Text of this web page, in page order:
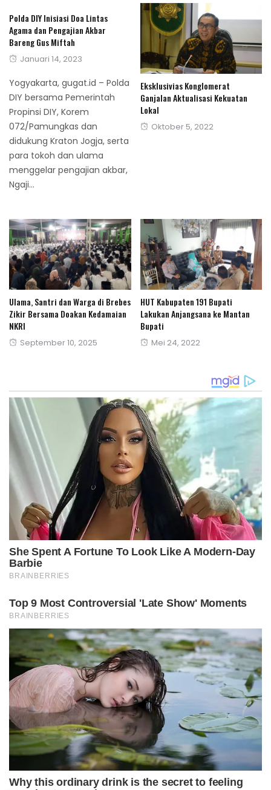
Polda DIY Inisiasi Doa Lintas
Agama dan Pengajian Akbar
Bareng Gus Miftah
Posted
Januari 14, 2023
Yogyakarta, gugat.id – Polda
DIY bersama Pemerintah
Propinsi DIY, Korem
072/Pamungkas dan
didukung Kraton Jogja, serta
para tokoh dan ulama
menggelar pengajian akbar,
Ngaji...
Eksklusivias Konglomerat
Ganjalan Aktualisasi Kekuatan
Lokal
Posted
Oktober 5, 2022
Ulama, Santri dan Warga di Brebes
Zikir Bersama Doakan Kedamaian
NKRI
Posted
September 10, 2025
HUT Kabupaten 191 Bupati
Lakukan Anjangsana ke Mantan
Bupati
Posted
Mei 24, 2022